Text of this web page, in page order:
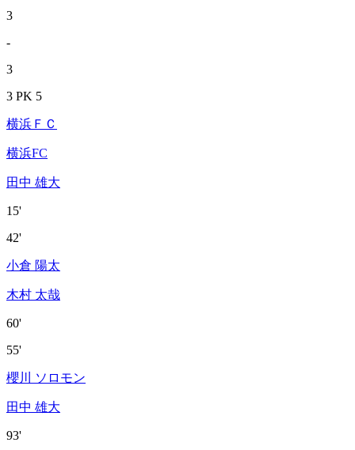
3
-
3
3 PK 5
横浜ＦＣ
横浜FC
田中 雄大
15'
42'
小倉 陽太
木村 太哉
60'
55'
櫻川 ソロモン
田中 雄大
93'